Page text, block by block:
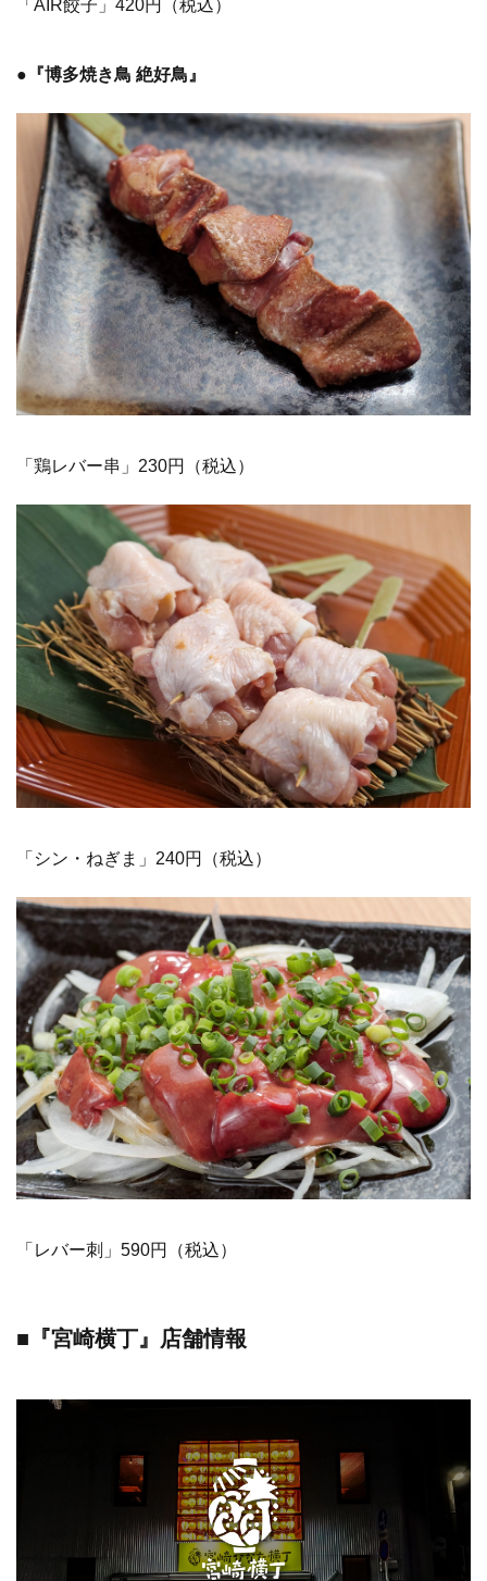
「AIR餃子」420円（税込）
●『博多焼き鳥 絶好鳥』
「鶏レバー串」230円（税込）
「シン・ねぎま」240円（税込）
「レバー刺」590円（税込）
■『宮崎横丁』店舗情報